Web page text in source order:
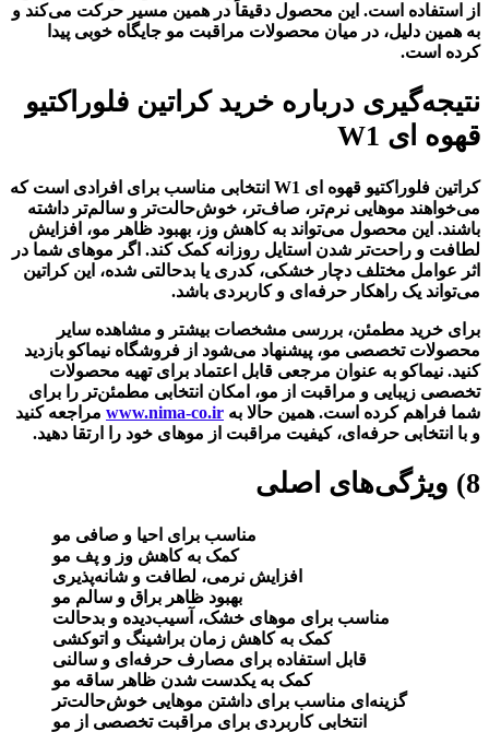
از استفاده است. این محصول دقیقاً در همین مسیر حرکت می‌کند و
به همین دلیل، در میان محصولات مراقبت مو جایگاه خوبی پیدا
کرده است.
نتیجه‌گیری درباره خرید کراتین فلوراکتیو
قهوه ای W1
کراتین فلوراکتیو قهوه ای W1 انتخابی مناسب برای افرادی است که
می‌خواهند موهایی نرم‌تر، صاف‌تر، خوش‌حالت‌تر و سالم‌تر داشته
باشند. این محصول می‌تواند به کاهش وز، بهبود ظاهر مو، افزایش
لطافت و راحت‌تر شدن استایل روزانه کمک کند. اگر موهای شما در
اثر عوامل مختلف دچار خشکی، کدری یا بدحالتی شده، این کراتین
می‌تواند یک راهکار حرفه‌ای و کاربردی باشد.
برای خرید مطمئن، بررسی مشخصات بیشتر و مشاهده سایر
محصولات تخصصی مو، پیشنهاد می‌شود از فروشگاه نیماکو بازدید
کنید. نیماکو به عنوان مرجعی قابل اعتماد برای تهیه محصولات
تخصصی زیبایی و مراقبت از مو، امکان انتخابی مطمئن‌تر را برای
شما فراهم کرده است. همین حالا به www.nima-co.ir مراجعه کنید
و با انتخابی حرفه‌ای، کیفیت مراقبت از موهای خود را ارتقا دهید.
8) ویژگی‌های اصلی
مناسب برای احیا و صافی مو
کمک به کاهش وز و پف مو
افزایش نرمی، لطافت و شانه‌پذیری
بهبود ظاهر براق و سالم مو
مناسب برای موهای خشک، آسیب‌دیده و بدحالت
کمک به کاهش زمان براشینگ و اتوکشی
قابل استفاده برای مصارف حرفه‌ای و سالنی
کمک به یکدست شدن ظاهر ساقه مو
گزینه‌ای مناسب برای داشتن موهایی خوش‌حالت‌تر
انتخابی کاربردی برای مراقبت تخصصی از مو